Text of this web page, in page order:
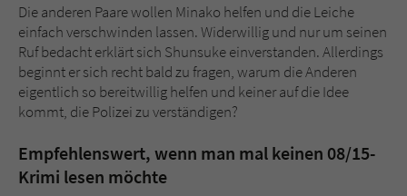
Die anderen Paare wollen Minako helfen und die Leiche
einfach verschwinden lassen. Widerwillig und nur um seinen
Ruf bedacht erklärt sich Shunsuke einverstanden. Allerdings
beginnt er sich recht bald zu fragen, warum die Anderen
eigentlich so bereitwillig helfen und keiner auf die Idee
kommt, die Polizei zu verständigen?
Empfehlenswert, wenn man mal keinen 08/15-
Krimi lesen möchte